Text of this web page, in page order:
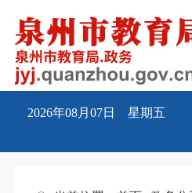
2026年08月07日 星期五